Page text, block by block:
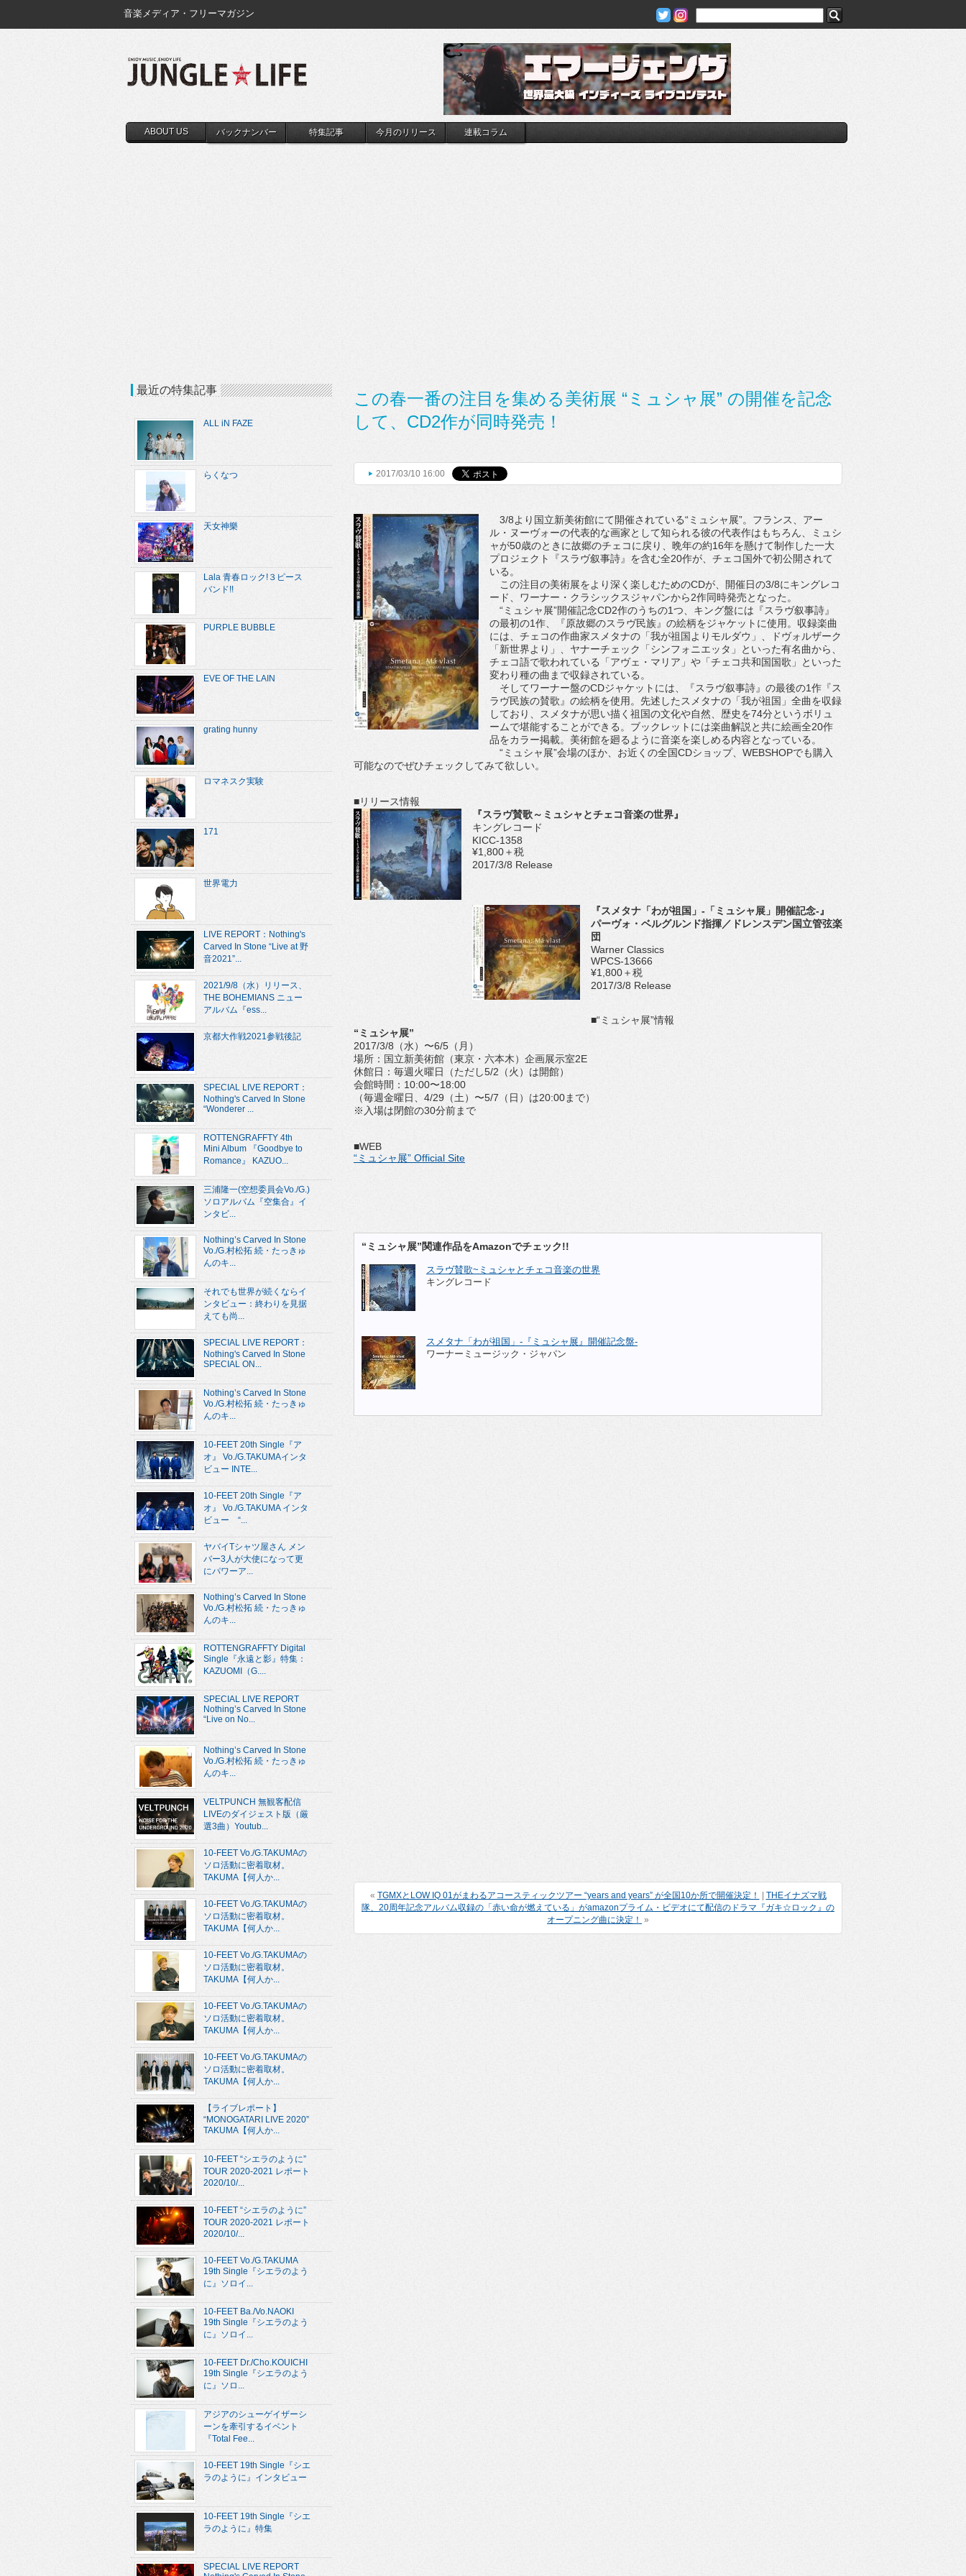
音楽メディア・フリーマガジン
ABOUT US バックナンバー 特集記事 今月のリリース 連載コラム
この春一番の注目を集める美術展 “ミュシャ展” の開催を記念
して、CD2作が同時発売！
2017/03/10 16:00
3/8より国立新美術館にて開催されている“ミュシャ展”。フランス、アー
ル・ヌーヴォーの代表的な画家として知られる彼の代表作はもちろん、ミュシ
ャが50歳のときに故郷のチェコに戻り、晩年の約16年を懸けて制作した一大
プロジェクト『スラヴ叙事詩』を含む全20作が、チェコ国外で初公開されて
いる。
この注目の美術展をより深く楽しむためのCDが、開催日の3/8にキングレコ
ード、ワーナー・クラシックスジャパンから2作同時発売となった。
“ミュシャ展”開催記念CD2作のうちの1つ、キング盤には『スラヴ叙事詩』
の最初の1作、『原故郷のスラヴ民族』の絵柄をジャケットに使用。収録楽曲
には、チェコの作曲家スメタナの「我が祖国よりモルダウ」、ドヴォルザーク
「新世界より」、ヤナーチェック「シンフォニエッタ」といった有名曲から、
チェコ語で歌われている「アヴェ・マリア」や「チェコ共和国国歌」といった
変わり種の曲まで収録されている。
そしてワーナー盤のCDジャケットには、『スラヴ叙事詩』の最後の1作『ス
ラヴ民族の賛歌』の絵柄を使用。先述したスメタナの「我が祖国」全曲を収録
しており、スメタナが思い描く祖国の文化や自然、歴史を74分というボリュ
ームで堪能することができる。ブックレットには楽曲解説と共に絵画全20作
品をカラー掲載。美術館を廻るように音楽を楽しめる内容となっている。
“ミュシャ展”会場のほか、お近くの全国CDショップ、WEBSHOPでも購入
可能なのでぜひチェックしてみて欲しい。
■リリース情報
『スラヴ賛歌～ミュシャとチェコ音楽の世界』
キングレコード
KICC-1358
¥1,800＋税
2017/3/8 Release
『スメタナ「わが祖国」‐「ミュシャ展」開催記念-』
パーヴォ・ベルグルンド指揮／ドレンスデン国立管弦楽
団
Warner Classics
WPCS-13666
¥1,800＋税
2017/3/8 Release
■“ミュシャ展”情報
“ミュシャ展”
2017/3/8（水）〜6/5（月）
場所：国立新美術館（東京・六本木）企画展示室2E
休館日：毎週火曜日（ただし5/2（火）は開館）
会館時間：10:00〜18:00
（毎週金曜日、4/29（土）〜5/7（日）は20:00まで）
※入場は閉館の30分前まで
■WEB
“ミュシャ展” Official Site
“ミュシャ展”関連作品をAmazonでチェック!!
スラヴ賛歌~ミュシャとチェコ音楽の世界
キングレコード
スメタナ「わが祖国」-『ミュシャ展』開催記念盤-
ワーナーミュージック・ジャパン
« TGMXとLOW IQ 01がまわるアコースティックツアー “years and years” が全国10か所で開催決定！
THEイナズマ戦
隊、20周年記念アルバム収録の「赤い命が燃えている」がamazonプライム・ビデオにて配信のドラマ『ガキ☆ロック』の
オープニング曲に決定！ »
最近の特集記事
ALL iN FAZE
らくなつ
天女神樂
Lala 青春ロック!３ピース
バンド!!
PURPLE BUBBLE
EVE OF THE LAIN
grating hunny
ロマネスク実験
171
世界電力
LIVE REPORT：Nothing's
Carved In Stone “Live at 野
音2021”...
2021/9/8（水）リリース、
THE BOHEMIANS ニュー
アルバム『ess...
京都大作戦2021参戦後記
SPECIAL LIVE REPORT：
Nothing's Carved In Stone
“Wonderer ...
ROTTENGRAFFTY 4th
Mini Album 『Goodbye to
Romance』 KAZUO...
三浦隆一(空想委員会Vo./G.)
ソロアルバム『空集合』イ
ンタビ...
Nothing’s Carved In Stone
Vo./G.村松拓 続・たっきゅ
んのキ...
それでも世界が続くならイ
ンタビュー：終わりを見据
えても尚...
SPECIAL LIVE REPORT：
Nothing's Carved In Stone
SPECIAL ON...
Nothing’s Carved In Stone
Vo./G.村松拓 続・たっきゅ
んのキ...
10-FEET 20th Single『ア
オ』 Vo./G.TAKUMAインタ
ビュー INTE...
10-FEET 20th Single『ア
オ』 Vo./G.TAKUMA インタ
ビュー “...
ヤバイTシャツ屋さん メン
バー3人が大使になって更
にパワーア...
Nothing’s Carved In Stone
Vo./G.村松拓 続・たっきゅ
んのキ...
ROTTENGRAFFTY Digital
Single『永遠と影』特集：
KAZUOMI（G....
SPECIAL LIVE REPORT
Nothing’s Carved In Stone
“Live on No...
Nothing’s Carved In Stone
Vo./G.村松拓 続・たっきゅ
んのキ...
VELTPUNCH 無観客配信
LIVEのダイジェスト版（厳
選3曲）Youtub...
10-FEET Vo./G.TAKUMAの
ソロ活動に密着取材。
TAKUMA【何人か...
10-FEET Vo./G.TAKUMAの
ソロ活動に密着取材。
TAKUMA【何人か...
10-FEET Vo./G.TAKUMAの
ソロ活動に密着取材。
TAKUMA【何人か...
10-FEET Vo./G.TAKUMAの
ソロ活動に密着取材。
TAKUMA【何人か...
10-FEET Vo./G.TAKUMAの
ソロ活動に密着取材。
TAKUMA【何人か...
【ライブレポート】
“MONOGATARI LIVE 2020”
TAKUMA【何人か...
10-FEET “シエラのように”
TOUR 2020-2021 レポート
2020/10/...
10-FEET “シエラのように”
TOUR 2020-2021 レポート
2020/10/...
10-FEET Vo./G.TAKUMA
19th Single『シエラのよう
に』ソロイ...
10-FEET Ba./Vo.NAOKI
19th Single『シエラのよう
に』ソロイ...
10-FEET Dr./Cho.KOUICHI
19th Single『シエラのよう
に』ソロ...
アジアのシューゲイザーシ
ーンを牽引するイベント
『Total Fee...
10-FEET 19th Single『シエ
ラのように』インタビュー
10-FEET 19th Single『シエ
ラのように』特集
SPECIAL LIVE REPORT